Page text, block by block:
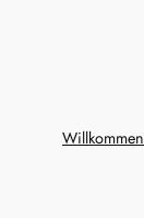
Willkommen